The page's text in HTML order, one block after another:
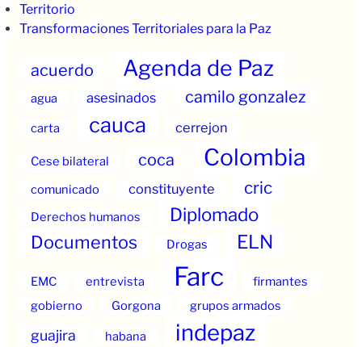
Territorio
Transformaciones Territoriales para la Paz
acuerdo Agenda de Paz
agua asesinados camilo gonzalez
carta cauca cerrejon
Cese bilateral coca Colombia
comunicado constituyente cric
Derechos humanos Diplomado
Documentos Drogas ELN
EMC entrevista Farc
firmantes
gobierno
Gorgona grupos armados
guajira habana indepaz